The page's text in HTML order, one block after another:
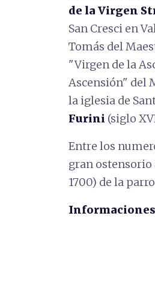
de la Virgen
San Cresci en
Tomás del
"Virgen de la
Ascensión" del
la iglesia de
Furini (siglo
Entre los
gran
1700) de la